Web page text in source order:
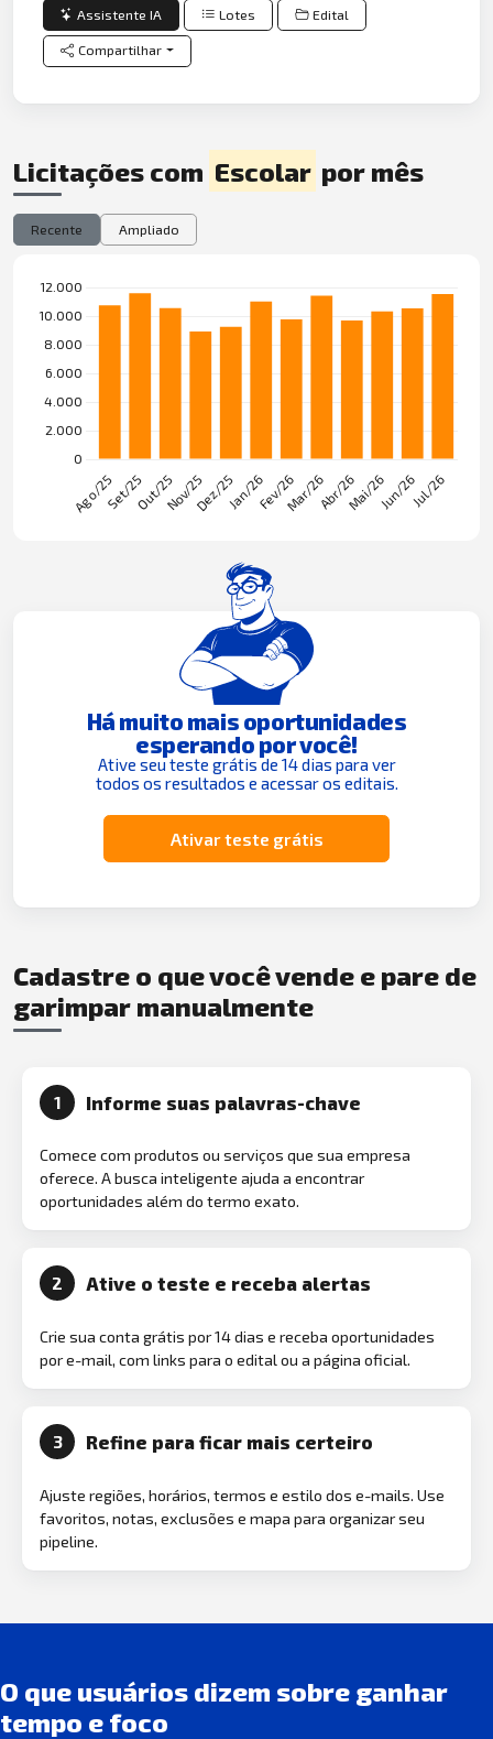
Assistente IA Lotes Edital
Compartilhar
Licitações com Escolar por mês
Recente Ampliado
Há muito mais oportunidades
esperando por você!
Ative seu teste grátis de 14 dias para ver
todos os resultados e acessar os editais.
Ativar teste grátis
Cadastre o que você vende e pare de
garimpar manualmente
1 Informe suas palavras-chave
Comece com produtos ou serviços que sua empresa
oferece. A busca inteligente ajuda a encontrar
oportunidades além do termo exato.
2 Ative o teste e receba alertas
Crie sua conta grátis por 14 dias e receba oportunidades
por e-mail, com links para o edital ou a página oficial.
3 Refine para ficar mais certeiro
Ajuste regiões, horários, termos e estilo dos e-mails. Use
favoritos, notas, exclusões e mapa para organizar seu
pipeline.
O que usuários dizem sobre ganhar
tempo e foco